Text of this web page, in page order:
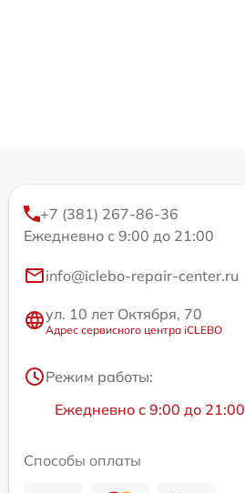
+7 (381) 267-86-36
Ежедневно с 9:00 до 21:00
info@iclebo-repair-center.ru
ул. 10 лет Октября, 70
Адрес сервисного центра iCLEBO
Режим работы:
Ежедневно с 9:00 до 21:00
Способы оплаты